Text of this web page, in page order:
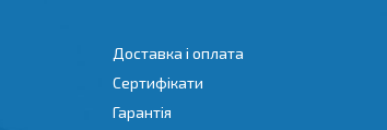
Доставка і оплата
Сертифікати
Гарантія